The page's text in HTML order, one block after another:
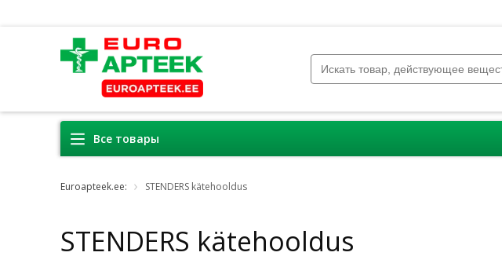
Все товары
Euroapteek.ee: STENDERS kätehooldus
STENDERS kätehooldus